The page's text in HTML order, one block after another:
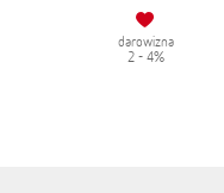
darowizna
2 - 4%